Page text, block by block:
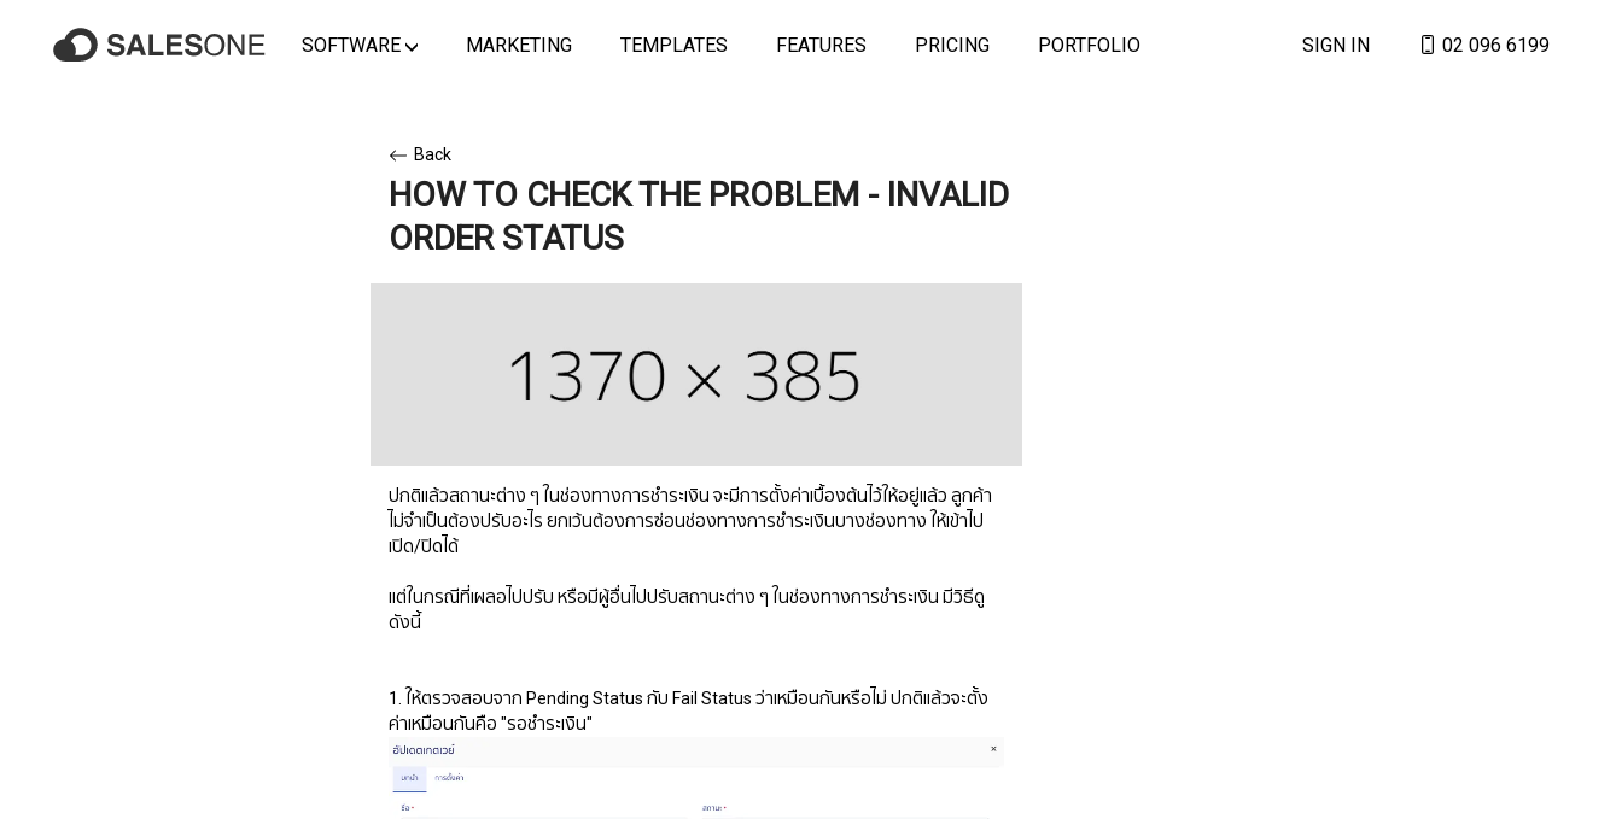
SOFTWARE MARKETING TEMPLATES FEATURES PRICING PORTFOLIO SIGN IN 02 096 6199
Back
HOW TO CHECK THE PROBLEM - INVALID
ORDER STATUS
ปกติแล้วสถานะต่าง ๆ ในช่องทางการชำระเงิน จะมีการตั้งค่าเบื้องต้นไว้ให้อยู่แล้ว ลูกค้า
ไม่จำเป็นต้องปรับอะไร ยกเว้นต้องการซ่อนช่องทางการชำระเงินบางช่องทาง ให้เข้าไป
เปิด/ปิดได้
แต่ในกรณีที่เผลอไปปรับ หรือมีผู้อื่นไปปรับสถานะต่าง ๆ ในช่องทางการชำระเงิน มีวิธีดู
ดังนี้
1. ให้ตรวจสอบจาก Pending Status กับ Fail Status ว่าเหมือนกันหรือไม่ ปกติแล้วจะตั้ง
ค่าเหมือนกันคือ "รอชำระเงิน"